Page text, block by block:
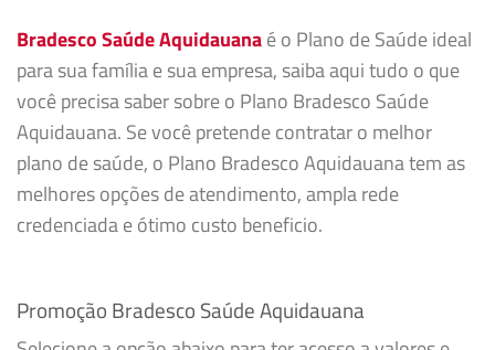
Bradesco Saúde Aquidauanaé o Plano de Saúde ideal
para sua família e sua empresa, saiba aqui tudo o que
você precisa saber sobre o Plano Bradesco Saúde
Aquidauana. Se você pretende contratar o melhor
plano de saúde, o Plano Bradesco Aquidauana tem as
melhores opções de atendimento, ampla rede
credenciada e ótimo custo beneficio.
Promoção Bradesco Saúde Aquidauana